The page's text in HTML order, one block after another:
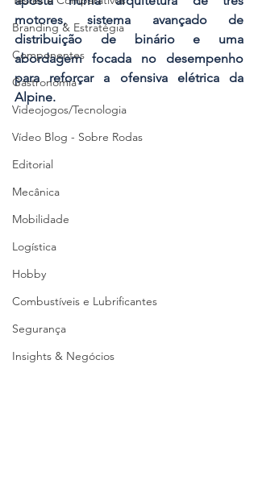
Branding & Estratégia
Componentes
Gastronomia
Videojogos/Tecnologia
Vídeo Blog - Sobre Rodas
Editorial
Mecânica
Mobilidade
Logística
Hobby
Combustíveis e Lubrificantes
Segurança
Insights & Negócios
motores, sistema avançado de
distribuição de binário e uma
abordagem focada no desempenho
para reforçar a ofensiva elétrica da
Alpine.